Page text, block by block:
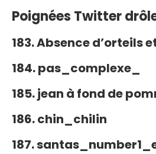
Poignées Twitter
183. Absence d’orteils
184. pas_complexe_
185. jean à fond de
186. chin_chilin
187.